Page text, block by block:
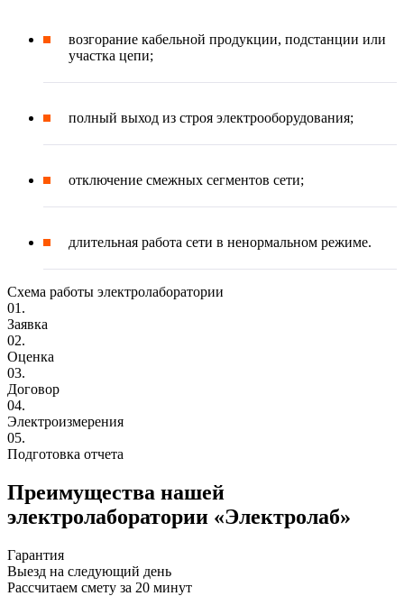
возгорание кабельной продукции, подстанции или
участка цепи;
полный выход из строя электрооборудования;
отключение смежных сегментов сети;
длительная работа сети в ненормальном режиме.
Схема работы электролаборатории
01.
Заявка
02.
Оценка
03.
Договор
04.
Электроизмерения
05.
Подготовка отчета
Преимущества нашей
электролаборатории «Электролаб»
Гарантия
Выезд на следующий день
Рассчитаем смету за 20 минут